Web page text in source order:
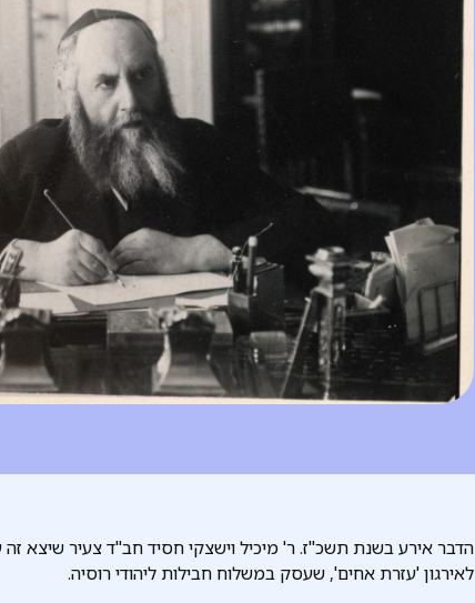
הדבר אירע בשנת תשכ"ז. ר' מיכיל וישצקי חסיד חב"ד צעיר שיצא
לאירגון 'עזרת אחים', שעסק במשלוח חבילות ליהודי רוסיה.